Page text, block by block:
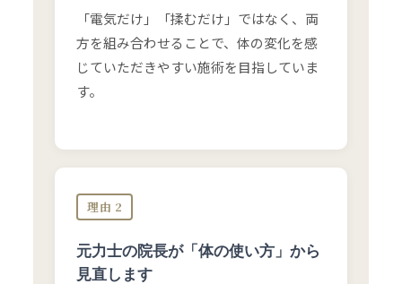
「電気だけ」「揉むだけ」ではなく、両
方を組み合わせることで、体の変化を感
じていただきやすい施術を目指していま
す。
理由 2
元力士の院長が「体の使い方」から
見直します